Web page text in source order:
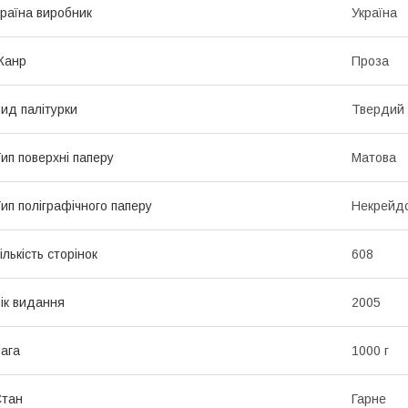
виробник Україна
Проза
палітурки Твердий
поверхні паперу Матова
поліграфічного паперу
сторінок 608
видання 2005
1000 г
Гарне